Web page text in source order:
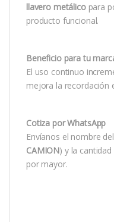
llavero metálicopara
producto funcional.
Beneficio para tu
El uso continuo
mejora la recordación
Cotiza por WhatsApp
Envíanos el nombre
CAMION) y la
por mayor.